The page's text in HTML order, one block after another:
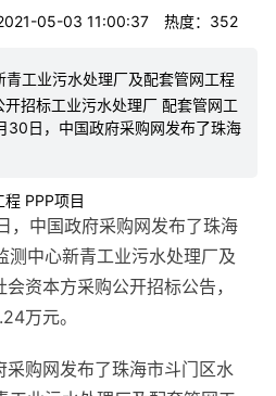
05-03 11:00:37 热度： 352
青工业污水处理厂及配套管网工程
招标工业污水处理厂 配套管网工
30日，中国政府采购网发布了珠海
PPP项目
，中国政府采购网发布了珠海
测中心新青工业污水处理厂及
资本方采购公开招标公告，
万元。
购网发布了珠海市斗门区水